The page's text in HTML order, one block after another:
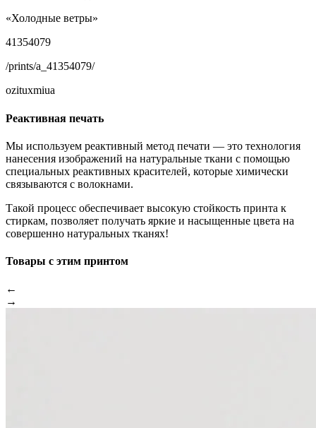
«Холодные ветры»
41354079
/prints/a_41354079/
ozituxmiua
Реактивная печать
Мы используем реактивный метод печати — это технология
нанесения изображений на натуральные ткани с помощью
специальных реактивных красителей, которые химически
связываются с волокнами.
Такой процесс обеспечивает высокую стойкость принта к
стиркам, позволяет получать яркие и насыщенные цвета на
совершенно натуральных тканях!
Товары с этим принтом
←
→